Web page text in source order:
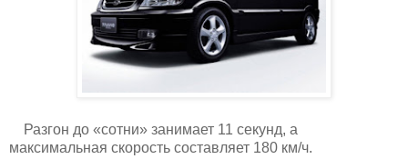
Разгон до «сотни» занимает 11 секунд, а
максимальная скорость составляет 180 км/ч.